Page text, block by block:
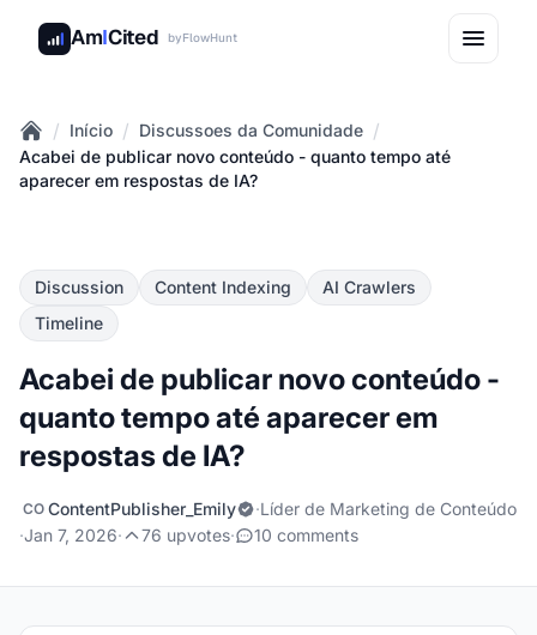
AmICited byFlowHunt
Home
/ Início / Discussoes da Comunidade /
Acabei de publicar novo conteúdo - quanto tempo até
aparecer em respostas de IA?
Discussion Content Indexing
AI Crawlers
Timeline
Acabei de publicar novo conteúdo -
quanto tempo até aparecer em
respostas de IA?
CO ContentPublisher_Emily ·Líder de Marketing de Conteúdo
·Jan 7, 2026· 76 upvotes· 10 comments